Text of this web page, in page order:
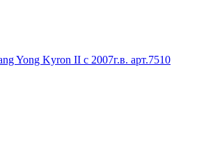
Yong Kyron II с 2007г.в. арт.7510